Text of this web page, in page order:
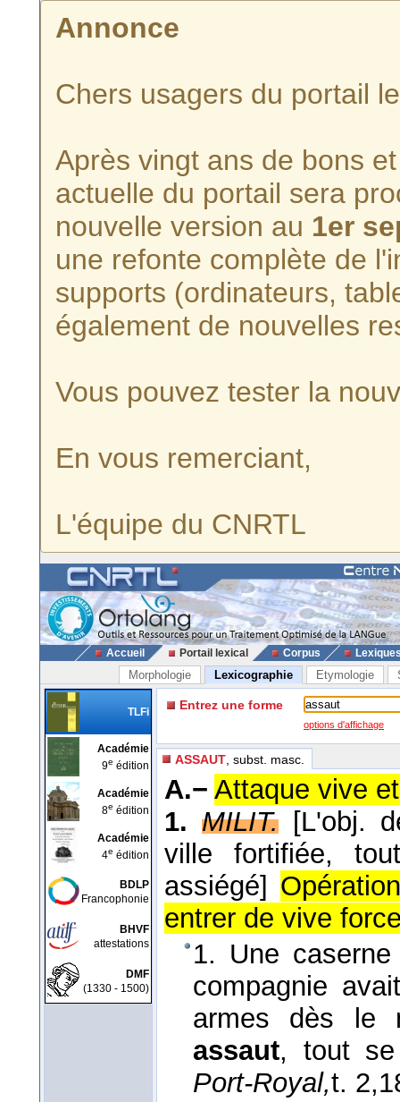
Annonce
Chers usagers du portail
Après vingt ans de bons
actuelle du portail sera
nouvelle version au 1er
une refonte complète de
supports (ordinateurs,
également de nouvelles
Vous pouvez tester la
En vous remerciant,
L'équipe du CNRTL
Accueil Portail lexical Corpus
Morphologie Lexicographie Etymologie
TLFi
Académie
9e édition
Académie
8e édition
Académie
4e édition
BDLP
Francophonie
BHVF
attestations
DMF
(1330 - 1500)
Entrez une forme
options d'affichage
ASSAUT , subst. masc.
A.− Attaque vive
1. MILIT. [L'obj.
ville fortifiée,
assiégé]
entrer de vive
1. Une
compagnie
armes dès le
assaut, tout
Port-Royal,t. 2,